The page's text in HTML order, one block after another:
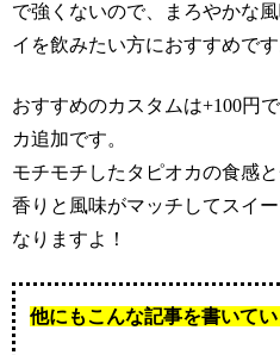
で強くないので、まろやかな
イを飲みたい方におすすめです
おすすめのカスタムは+100円
カ追加です。
モチモチしたタピオカの食感
香りと風味がマッチしてスイ
なりますよ！
他にもこんな記事を書いて